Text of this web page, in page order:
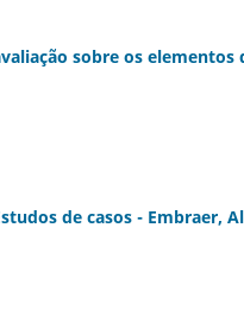
sobre os
de casos - Embraer,